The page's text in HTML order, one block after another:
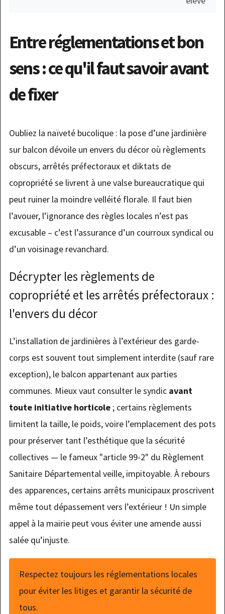
Entre réglementations et bon
sens : ce qu'il faut savoir avant
de fixer
Oubliez la naïveté bucolique : la pose d’une jardinière
sur balcon dévoile un envers du décor où règlements
obscurs, arrêtés préfectoraux et diktats de
copropriété se livrent à une valse bureaucratique qui
peut ruiner la moindre velléité florale. Il faut bien
l’avouer, l’ignorance des règles locales n’est pas
excusable – c’est l’assurance d’un courroux syndical ou
d’un voisinage revanchard.
Décrypter les règlements de
copropriété et les arrêtés préfectoraux :
l'envers du décor
L’installation de jardinières à l’extérieur des garde-
corps est souvent tout simplement interdite (sauf rare
exception), le balcon appartenant aux parties
communes. Mieux vaut consulter le syndic avant
toute initiative horticole; certains règlements
limitent la taille, le poids, voire l’emplacement des pots
pour préserver tant l’esthétique que la sécurité
collectives — le fameux "article 99-2" du Règlement
Sanitaire Départemental veille, impitoyable. À rebours
des apparences, certains arrêts municipaux proscrivent
même tout dépassement vers l’extérieur ! Un simple
appel à la mairie peut vous éviter une amende aussi
salée qu’injuste.
Respectez toujours les réglementations locales
pour éviter les litiges et garantir la sécurité de
tous.